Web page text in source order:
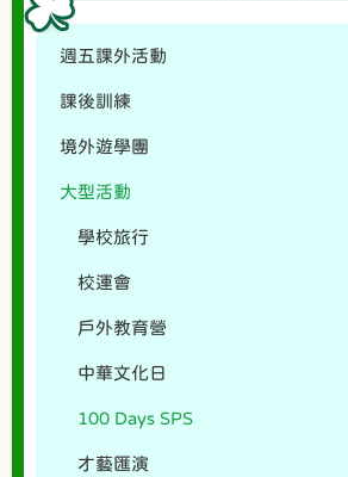
週五課外活動
課後訓練
境外遊學團
大型活動
學校旅行
校運會
戶外教育營
中華文化日
100 Days SPS
才藝匯演